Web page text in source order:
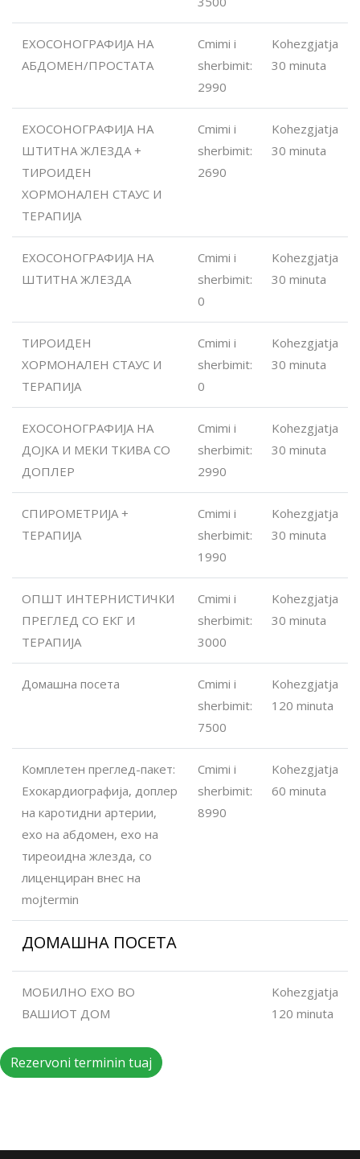
ЕХОСОНОГРАФИЈА НА
АБДОМЕН/ПРОСТАТА
Cmimi i
sherbimit:
2990
Kohezgjatja
30 minuta
ЕХОСОНОГРАФИЈА НА
ШТИТНА ЖЛЕЗДА +
ТИРОИДЕН
ХОРМОНАЛЕН СТАУС И
ТЕРАПИЈА
Cmimi i
sherbimit:
2690
Kohezgjatja
30 minuta
ЕХОСОНОГРАФИЈА НА
ШТИТНА ЖЛЕЗДА
Cmimi i
sherbimit:
0
Kohezgjatja
30 minuta
ТИРОИДЕН
ХОРМОНАЛЕН СТАУС И
ТЕРАПИЈА
Cmimi i
sherbimit:
0
Kohezgjatja
30 minuta
ЕХОСОНОГРАФИЈА НА
ДОЈКА И МЕКИ ТКИВА СО
ДОПЛЕР
Cmimi i
sherbimit:
2990
Kohezgjatja
30 minuta
СПИРОМЕТРИЈА +
ТЕРАПИЈА
Cmimi i
sherbimit:
1990
Kohezgjatja
30 minuta
ОПШТ ИНТЕРНИСТИЧКИ
ПРЕГЛЕД СО ЕКГ И
ТЕРАПИЈА
Cmimi i
sherbimit:
3000
Kohezgjatja
30 minuta
Домашна посета
Cmimi i
sherbimit:
7500
Kohezgjatja
120 minuta
Комплетен преглед-пакет:
Ехокардиографија, доплер
на каротидни артерии,
ехо на абдомен, ехо на
тиреоидна жлезда, со
лиценциран внес на
mojtermin
Cmimi i
sherbimit:
8990
Kohezgjatja
60 minuta
ДОМАШНА ПОСЕТА
МОБИЛНО ЕХО ВО
ВАШИОТ ДОМ
Kohezgjatja
120 minuta
Rezervoni terminin tuaj